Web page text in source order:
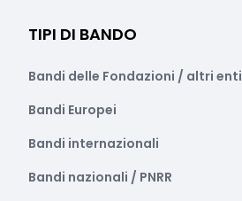
TIPI DI BANDO
Bandi delle Fondazioni / altri enti
Bandi Europei
Bandi internazionali
Bandi nazionali / PNRR